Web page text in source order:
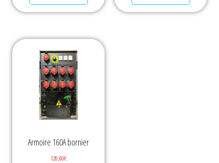
Armoire 160A bornier
120,00€